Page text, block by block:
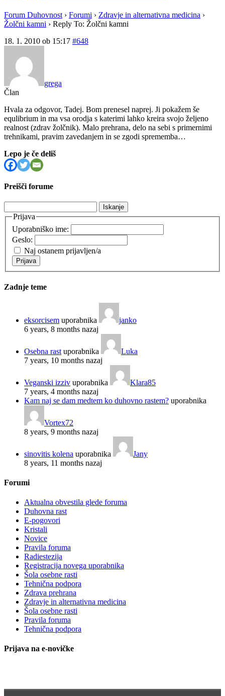
Forum Duhovnost › Forumi › Zdravje in alternativna medicina ›
Žolčni kamni › Reply To: Žolčni kamni
18. 1. 2010 ob 15:17 #648
grega
Član
Hvala za odgovor, Tadej. Bom prenesel naprej. Ji pokažem še
equlibrium in ma vsa orodja s katerimi lahko kreira svojo željeno
realnost (zdrav žolčnik). Malo prehrana, delo na sebi s primernimi
trehnikami, pravim zavedanjem in se zgodi sprememba…
Lepo je če deliš
Preišči forume
Prijava
Uporabniško ime:
Geslo:
Naj ostanem prijavljen/a
Prijava
Zadnje teme
eksorcisem uporabnika
janko
6 years, 8 months nazaj
Osebna rast uporabnika
Luka
7 years, 10 months nazaj
Veganski izziv uporabnika
Klara85
7 years, 4 months nazaj
Kam naj se dam medtem ko duhovno rastem? uporabnika
Vortex72
8 years, 9 months nazaj
sinovitis kolena uporabnika
Jany
8 years, 11 months nazaj
Forumi
Aktualna obvestila glede foruma
Duhovna rast
E-pogovori
Kristali
Novice
Pravila foruma
Radiestezija
Registracija novega uporabnika
Šola osebne rasti
Tehnična podpora
Zdrava prehrana
Zdravje in alternativna medicina
Šola osebne rasti
Pravila foruma
Tehnična podpora
Prijava na e-novičke